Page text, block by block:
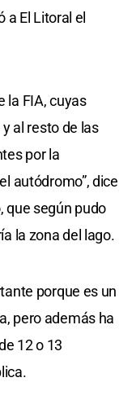
a El Litoral el
la FIA, cuyas
al resto de las
por la
autódromo”, dice
que según pudo
la zona del lago.
porque es un
pero además ha
12 o 13